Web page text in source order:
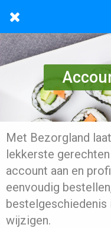
Met Bezorgland
lekkerste
account aan en
eenvoudig
bestelgeschiedenis
wijzigen.